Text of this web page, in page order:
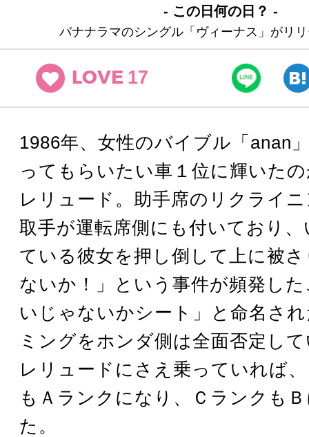
- この日何の日？ -
バナナラマのシングル「ヴィーナス」がリ
LOVE 17
1986年、女性のバイブル「anan
ってもらいたい車１位に輝いた
レリュード。助手席のリクライ
取手が運転席側にも付いており
ている彼女を押し倒して上に被
ないか！」という事件が頻発し
いじゃないかシート」と命名さ
ミングをホンダ側は全面否定し
レリュードにさえ乗っていれば
もＡランクになり、Ｃランクも
た。